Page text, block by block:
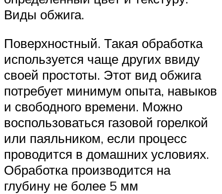
Виды обжига.
Поверхностный. Такая обработка
используется чаще других ввиду
своей простоты. Этот вид обжига
потребует минимум опыта, навыков
и свободного времени. Можно
воспользоваться газовой горелкой
или паяльником, если процесс
проводится в домашних условиях.
Обработка производится на
глубину не более 5 мм